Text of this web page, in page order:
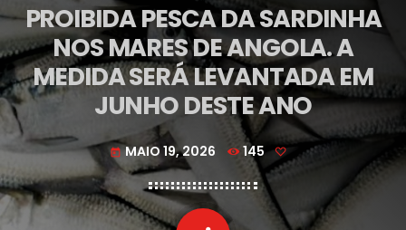
PROIBIDA PESCA DA SARDINHA
NOS MARES DE ANGOLA. A
MEDIDA SERÁ LEVANTADA EM
JUNHO DESTE ANO
today MAIO 19, 2026 145